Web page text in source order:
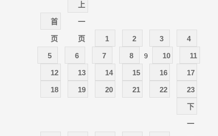
首
页
上
一
页 1 2 3 4
5 6 7 8 9 10 11
12 13 14 15 16 17
18 19 20 21 22 23
下
一